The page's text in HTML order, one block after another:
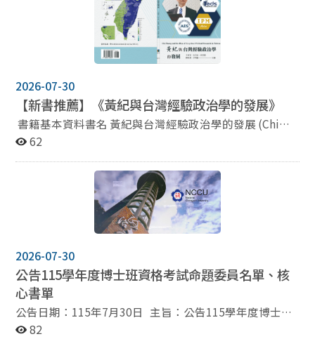
2026-07-30
【新書推薦】《黃紀與台灣經驗政治學的發展》
書籍基本資料書名 黃紀與台灣經驗政治學的發展 (Chi
Huang and the Rise of Empirical Political Research in
清鑫 合編 出版日期： 2026年7月 ISBN： 978-626-442-
政治學系與選舉研究中心退休。在其長達四十年的學術生
涯中，黃教授專精於政治學方法論、投票行為與選舉制
度，對台灣政治學實證研究的發展具有重要且深遠的影
黃教授個人學術生涯的回顧，為台灣政治學的發展留下歷
史紀錄與未來展望。書中特別聚焦探討黃教授為台灣政治
學界創建的三個重要學術社群與公共資源： 1991年發起
成立的「美國政治學會台灣研究會」(CGOTS)，作為推動
台灣研究與國際接軌的重要平台。 2000年開創的「台灣
62
2026-07-30
公告115學年度博士班資格考試命題委員名單、核
心書單
公告日期：115年7月30日 主旨：公告115學年度博士班
資格考試命題委員名單、核心書單。 依據： 一、國立政
82